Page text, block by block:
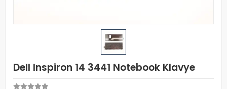
Dell Inspiron 14 3441 Notebook Klavye